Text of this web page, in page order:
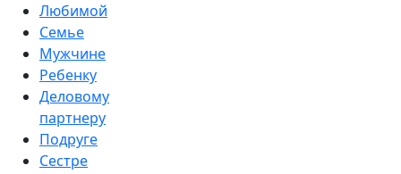
Любимой
Семье
Мужчине
Ребенку
Деловому
партнеру
Подруге
Сестре